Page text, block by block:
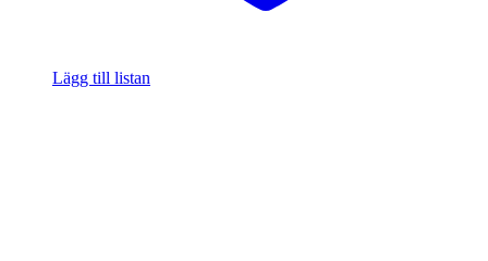
Lägg till listan